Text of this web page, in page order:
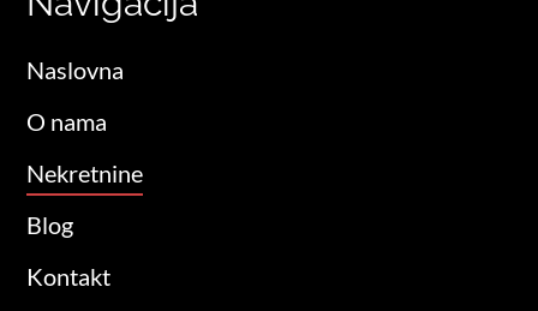
Naslovna
O nama
Nekretnine
Blog
Kontakt